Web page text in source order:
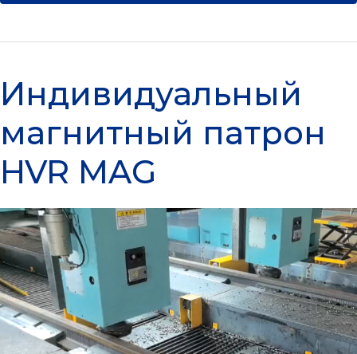
Индивидуальный
магнитный патрон
HVR MAG
Индивидуальный магнитный